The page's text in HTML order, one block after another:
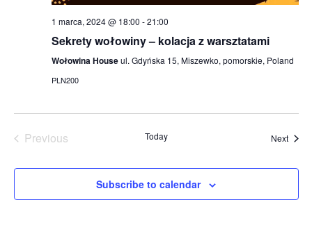
1 marca, 2024 @ 18:00 -21:00
Sekrety wołowiny – kolacja z warsztatami
Wołowina Houseul. Gdyńska 15, Miszewko, pomorskie, Poland
PLN200
Previous
Today Next
Subscribe to calendar